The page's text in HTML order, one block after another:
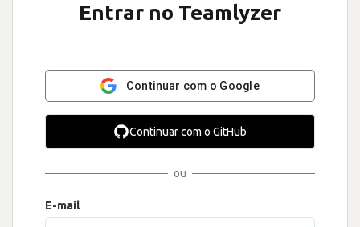
Entrar no Teamlyzer
Continuar com o Google
Continuar com o GitHub
ou
E-mail